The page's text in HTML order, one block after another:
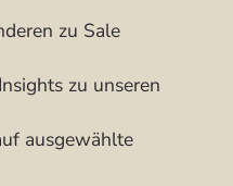
zu Sale
zu unseren
ausgewählte